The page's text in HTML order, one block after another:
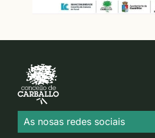
As nosas redes sociais